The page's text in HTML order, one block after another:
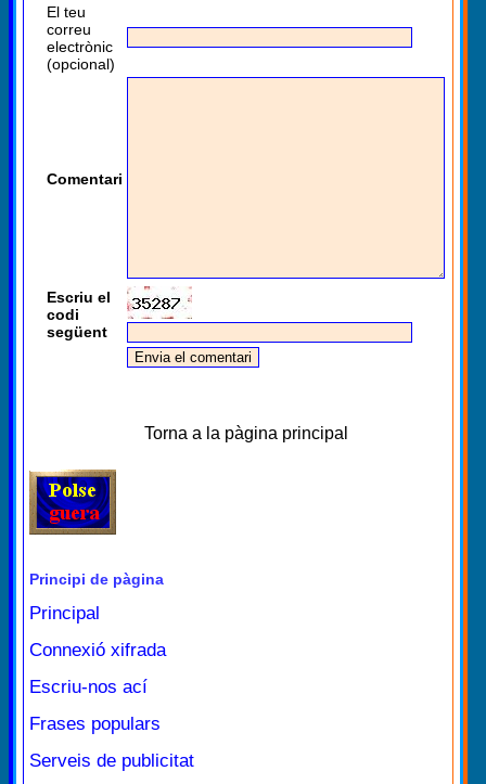
El teu
correu
electrònic
(opcional)
Comentari
Escriu el
codi
següent
Torna a la pàgina principal
Principi de pàgina
Principal
Connexió xifrada
Escriu-nos ací
Frases populars
Serveis de publicitat